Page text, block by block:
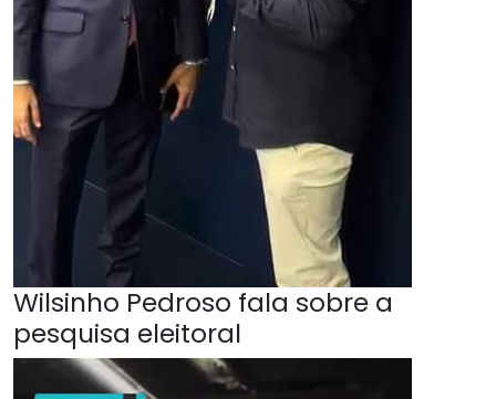
Wilsinho Pedroso fala sobre a
pesquisa eleitoral